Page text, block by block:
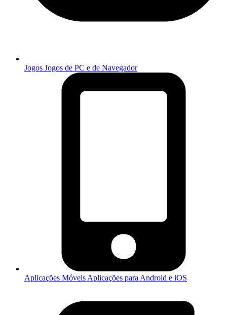
Jogos Jogos de PC e de Navegador
Aplicações Móveis Aplicações para Android e iOS